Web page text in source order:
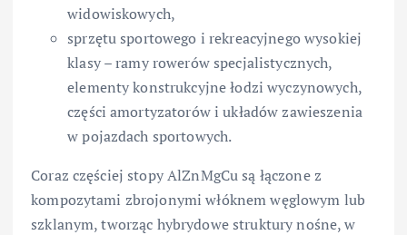
widowiskowych,
sprzętu sportowego i rekreacyjnego wysokiej
klasy – ramy rowerów specjalistycznych,
elementy konstrukcyjne łodzi wyczynowych,
części amortyzatorów i układów zawieszenia
w pojazdach sportowych.
Coraz częściej stopy AlZnMgCu są łączone z
kompozytami zbrojonymi włóknem węglowym lub
szklanym, tworząc hybrydowe struktury nośne, w